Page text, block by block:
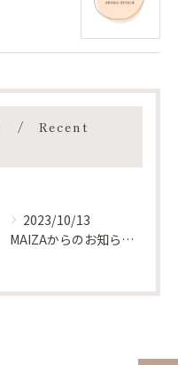
Recent
2023/10/13
MAIZAからのお知らせです